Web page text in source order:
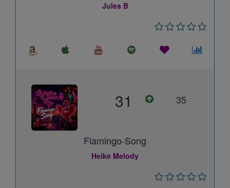
Jules B
31 35
Flamingo-Song
Heike Melody